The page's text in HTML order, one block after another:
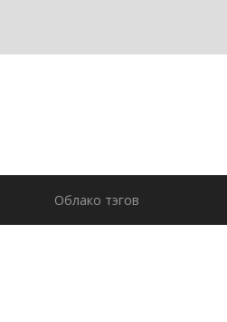
Облако тэгов